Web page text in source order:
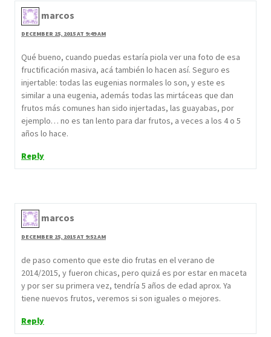
marcos
DECEMBER 25, 2015 AT 9:49 AM
Qué bueno, cuando puedas estaría piola ver una foto de esa
fructificación masiva, acá también lo hacen así. Seguro es
injertable: todas las eugenias normales lo son, y este es
similar a una eugenia, además todas las mirtáceas que dan
frutos más comunes han sido injertadas, las guayabas, por
ejemplo… no es tan lento para dar frutos, a veces a los 4 o 5
años lo hace.
Reply
marcos
DECEMBER 25, 2015 AT 9:52 AM
de paso comento que este dio frutas en el verano de
2014/2015, y fueron chicas, pero quizá es por estar en maceta
y por ser su primera vez, tendría 5 años de edad aprox. Ya
tiene nuevos frutos, veremos si son iguales o mejores.
Reply